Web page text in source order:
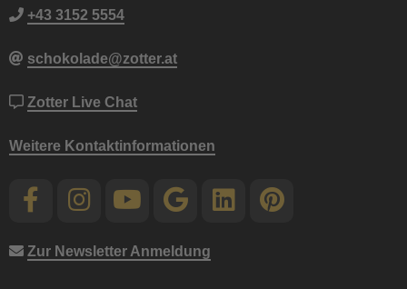
+43 3152 5554
schokolade@zotter.at
Zotter Live Chat
Weitere Kontaktinformationen
Zur Newsletter Anmeldung